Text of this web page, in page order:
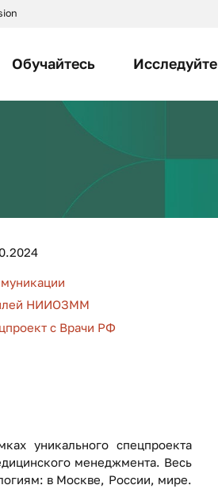
Обучайтесь Исследуйте
НИИОЗММ
с Врачи РФ
уникального спецпроекта
менеджмента. Весь
в Москве, России, мире.